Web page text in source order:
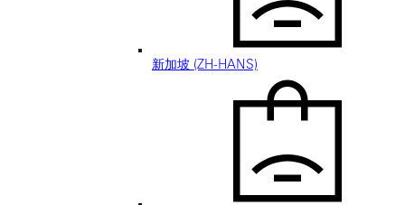
新加坡 (ZH-HANS)